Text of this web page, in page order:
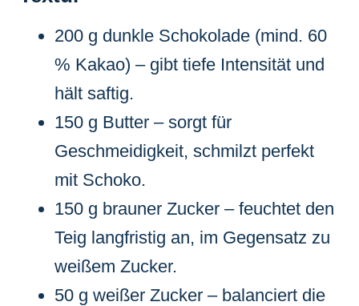
200 g dunkle Schokolade (mind. 60
% Kakao) – gibt tiefe Intensität und
hält saftig.
150 g Butter – sorgt für
Geschmeidigkeit, schmilzt perfekt
mit Schoko.
150 g brauner Zucker – feuchtet den
Teig langfristig an, im Gegensatz zu
weißem Zucker.
50 g weißer Zucker – balanciert die